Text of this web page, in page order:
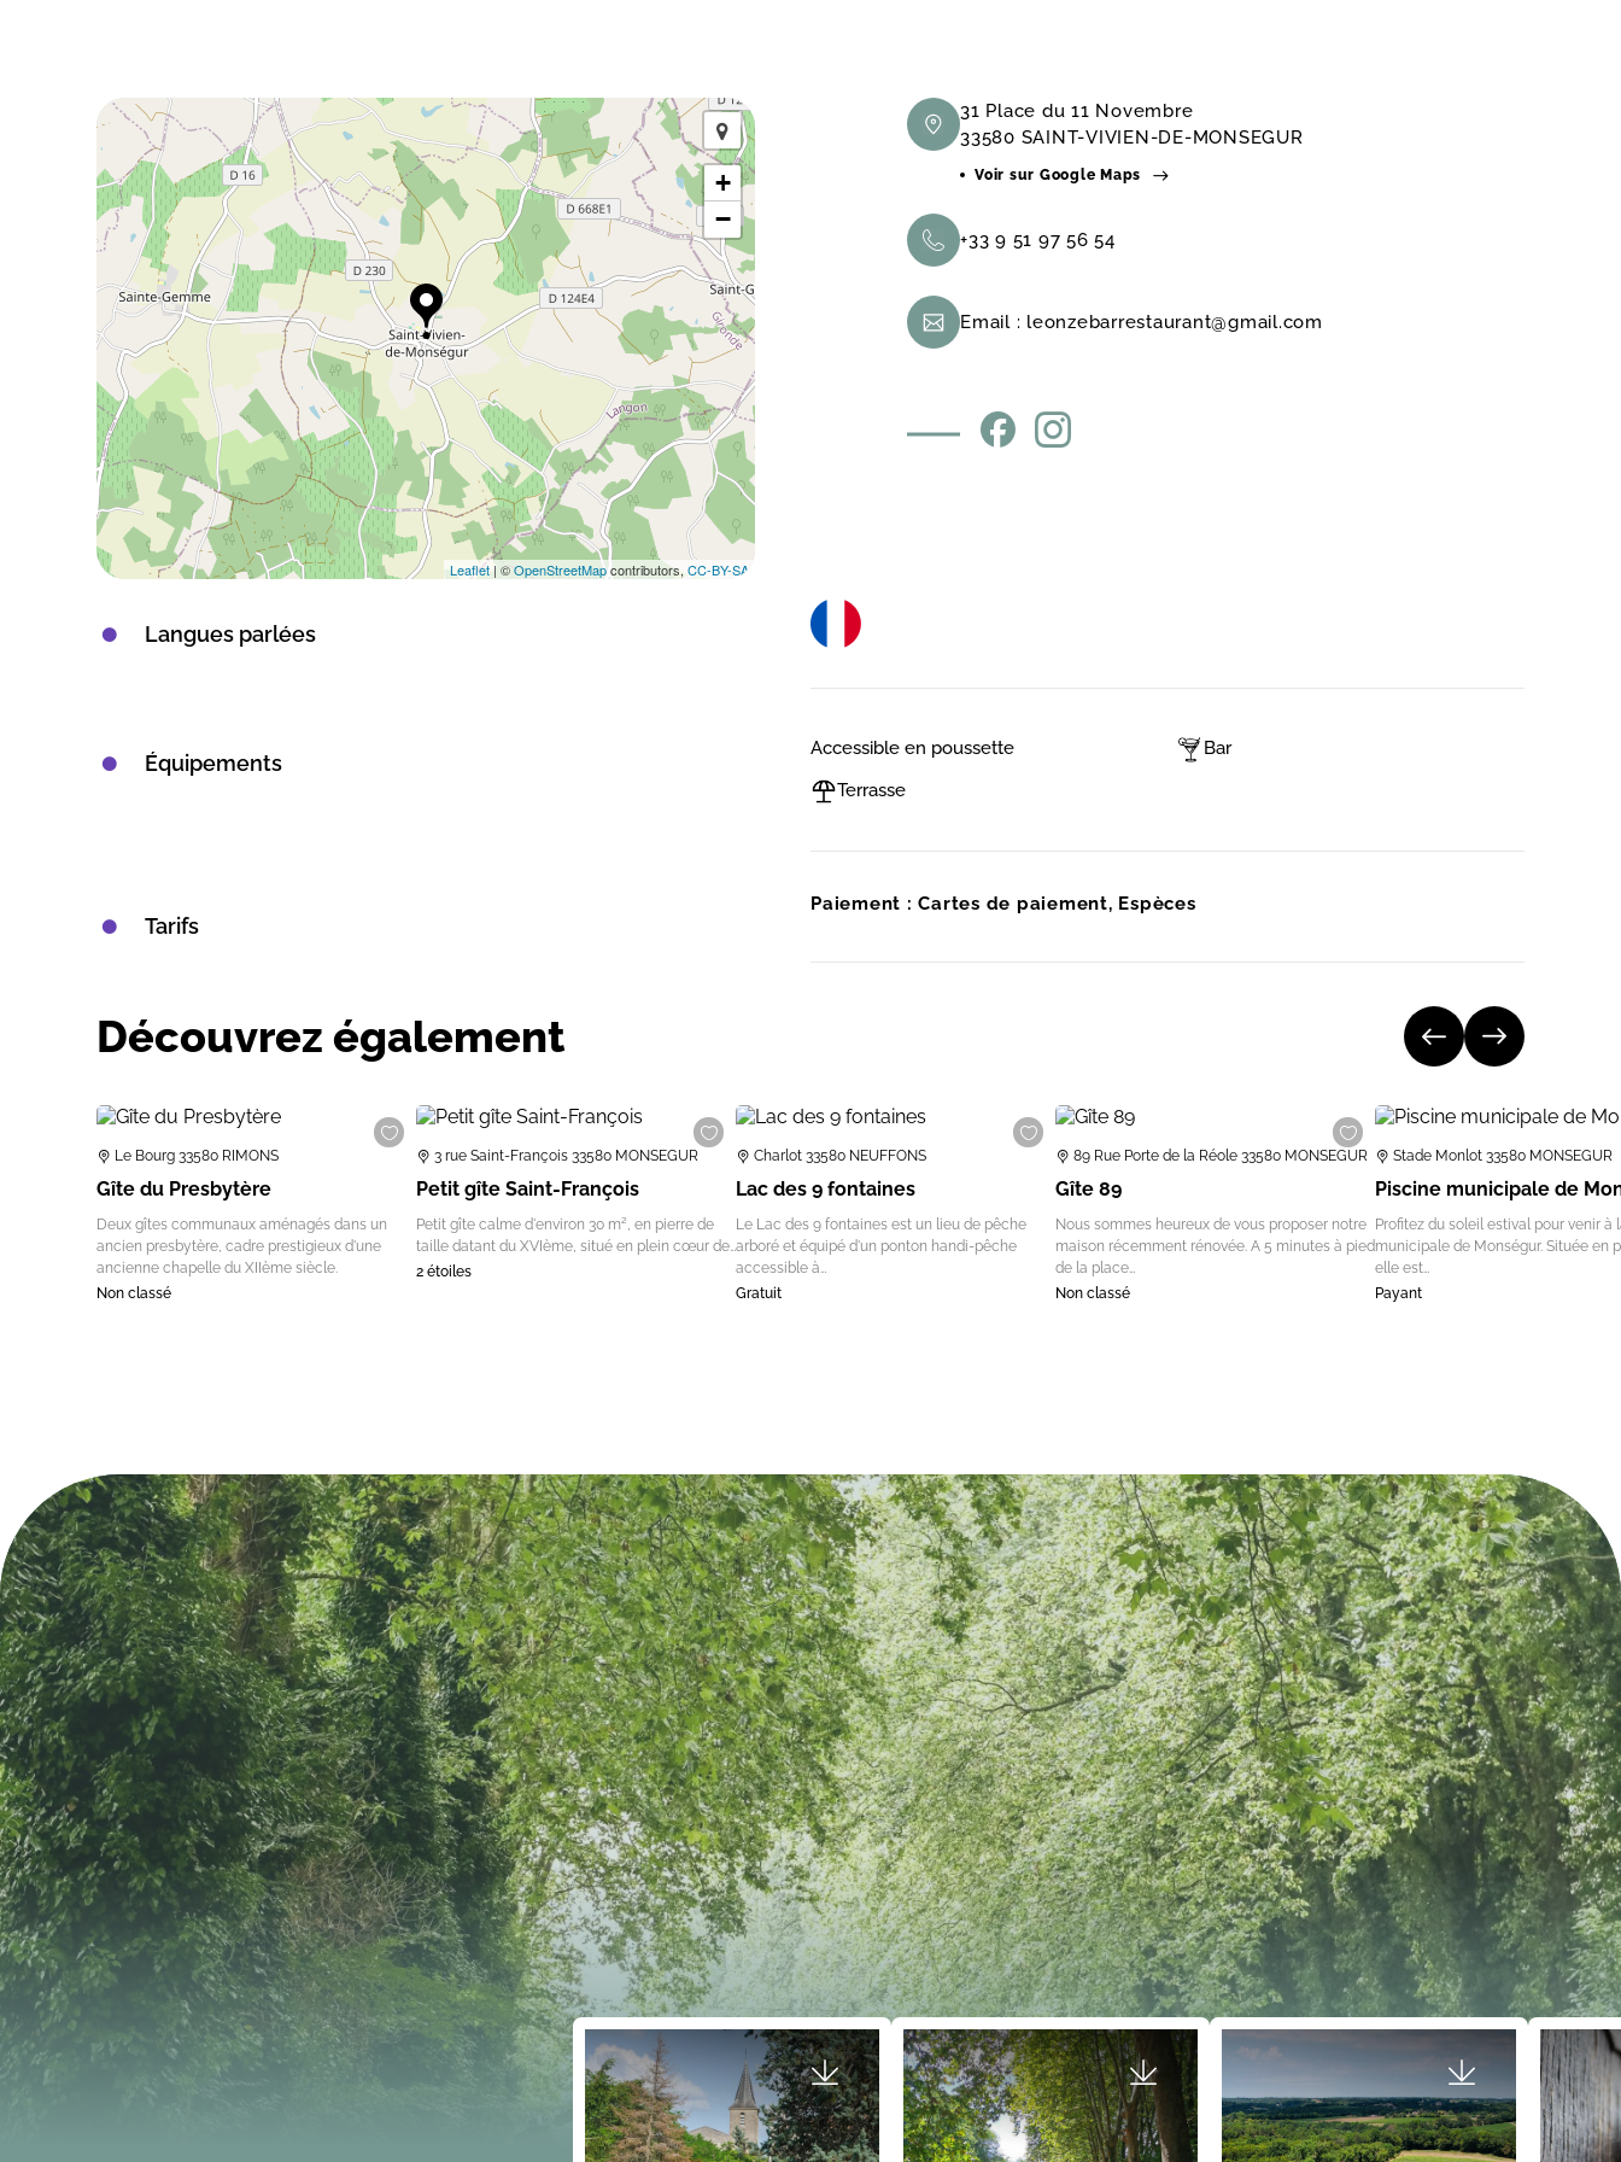
+
−
Leaflet | ©OpenStreetMapcontributors, CC-BY-SA
31 Place du 11 Novembre
33580 SAINT-VIVIEN-DE-MONSEGUR
Voir sur Google Maps
+33 9 51 97 56 54
Email : leonzebarrestaurant@gmail.com
Langues parlées
Équipements
Accessible en poussette
Bar
Terrasse
Tarifs
Paiement : Cartes de paiement, Espèces
Découvrez également
Le Bourg 33580 RIMONS
Gîte du Presbytère
Deux gîtes communaux aménagés dans un
ancien presbytère, cadre prestigieux d'une
ancienne chapelle du XIIème siècle.
Non classé
3 rue Saint-François 33580 MONSEGUR
Petit gîte Saint-François
Petit gîte calme d'environ 30 m², en pierre de
taille datant du XVIème, situé en plein cœur de…
2 étoiles
Charlot 33580 NEUFFONS
Lac des 9 fontaines
Le Lac des 9 fontaines est un lieu de pêche
arboré et équipé d'un ponton handi-pêche
accessible à…
Gratuit
89 Rue Porte de la Réole 33580 MONSEGUR
Gîte 89
Nous sommes heureux de vous proposer notre
maison récemment rénovée. A 5 minutes à pied
de la place…
Non classé
Stade Monlot 33580 MONSEGUR
Piscine municipale de
Profitez du soleil estival pour venir à
municipale de Monségur. Située en
elle est…
Payant